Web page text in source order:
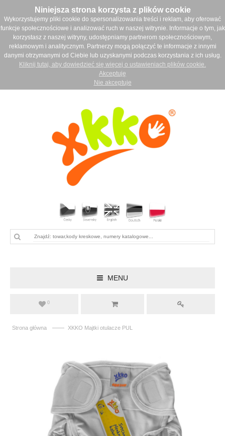
Niniejsza strona korzysta z plików cookie
Wykorzystujemy pliki cookie do spersonalizowania treści i reklam, aby oferować
funkcje społecznościowe i analizować ruch w naszej witrynie. Informacje o tym, jak
korzystasz z naszej witryny, udostępniamy partnerom społecznościowym,
reklamowym i analitycznym. Partnerzy mogą połączyć te informacje z innymi
danymi otrzymanymi od Ciebie lub uzyskanymi podczas korzystania z ich usług.
Kliknij tutaj, aby dowiedzieć się więcej o ustawieniach plików cookie.
Akceptuję
Nie akceptuje
MENU
0
Strona główna —— XKKO Majtki otulacze PUL